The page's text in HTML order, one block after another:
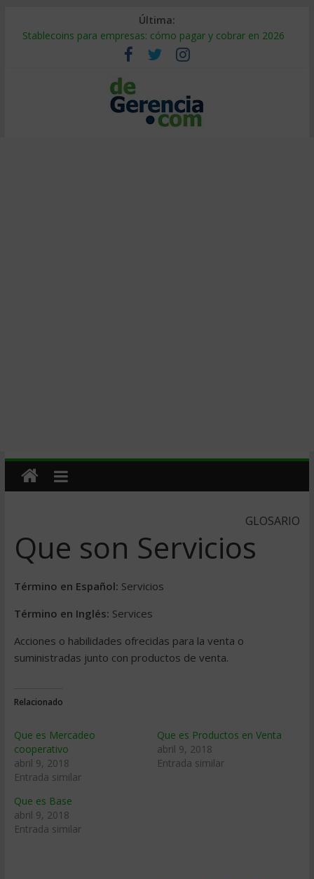
Última:
Stablecoins para empresas: cómo pagar y cobrar en 2026
Despido silencioso: qué es y por qué sale tan caro
IA en selección de personal: cómo auditarla a tiempo
Trabajo forzoso en la cadena de suministro: qué hacer
Mercado hispano de EE. UU.: cómo segmentarlo y venderle
GLOSARIO
Que son Servicios
Término en Español: Servicios
Término en Inglés: Services
Acciones o habilidades ofrecidas para la venta o
suministradas junto con productos de venta.
Relacionado
Que es Mercadeo
cooperativo
abril 9, 2018
Entrada similar
Que es Productos en Venta
abril 9, 2018
Entrada similar
Que es Base
abril 9, 2018
Entrada similar